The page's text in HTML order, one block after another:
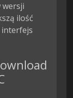
wersji
ilość
interfejs